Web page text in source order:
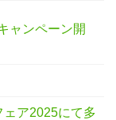
ャンペーン開
ア2025にて多